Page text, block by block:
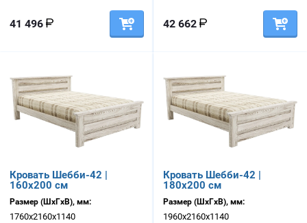
41 496 42 662
Кровать Шебби-42 |
160х200 см
Размер (ШхГхВ), мм:
1760х2160х1140
Кровать Шебби-42 |
180х200 см
Размер (ШхГхВ), мм:
1960х2160х1140